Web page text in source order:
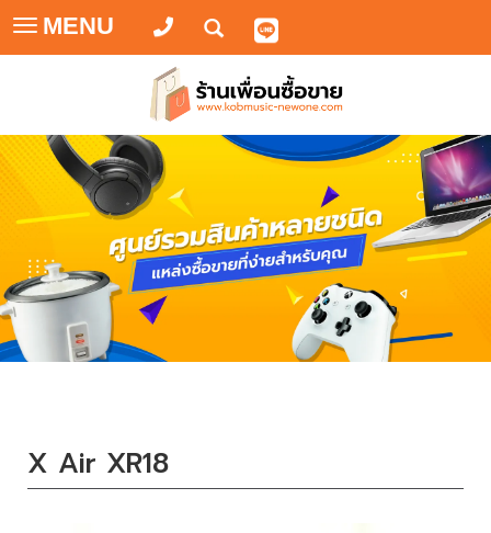
Toggle
navigation
MENU
X Air XR18